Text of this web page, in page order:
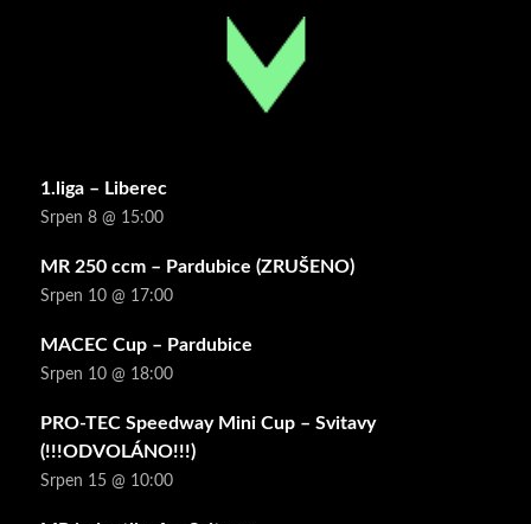
1.liga – Liberec
Srpen 8 @ 15:00
MR 250 ccm – Pardubice (ZRUŠENO)
Srpen 10 @ 17:00
MACEC Cup – Pardubice
Srpen 10 @ 18:00
PRO-TEC Speedway Mini Cup – Svitavy
(!!!ODVOLÁNO!!!)
Srpen 15 @ 10:00